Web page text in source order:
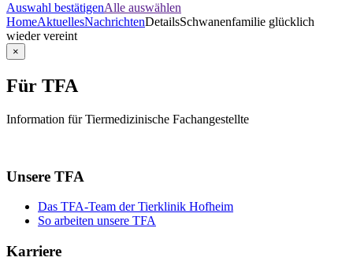
Auswahl bestätigenAlle auswählen
HomeAktuellesNachrichtenDetailsSchwanenfamilie glücklich
wieder vereint
×
Für TFA
Information für Tiermedizinische Fachangestellte
Unsere TFA
Das TFA-Team der Tierklinik Hofheim
So arbeiten unsere TFA
Karriere